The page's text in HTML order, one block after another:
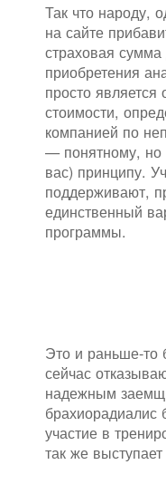
Так что народу,
на сайте
страховая сумма
приобретения
просто
стоимости,
компанией по
— понятному, но
вас) принципу.
поддерживают,
единственный
программы.
Это и раньше-
сейчас
надежным
брахиорадиалис
участие в
так же